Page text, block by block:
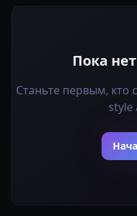
Пока
Станьте первым, кто
style